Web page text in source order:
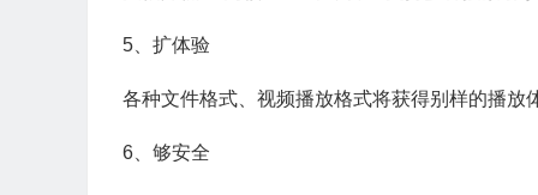
5、扩体验
各种文件格式、视频播放格式将获得别样的播放
6、够安全